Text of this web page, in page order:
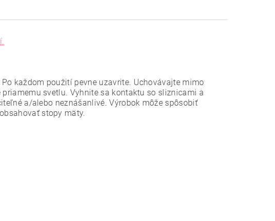
každom použití pevne uzavrite. Uchovávajte mimo
svetlu. Vyhnite sa kontaktu so sliznicami a
a/alebo neznášanlivé. Výrobok môže spôsobiť
stopy mäty.